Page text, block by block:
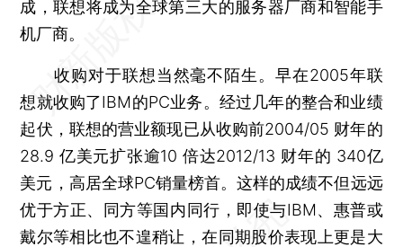
成，联想将成为全球第三大的服务器厂商和智能手
机厂商。
收购对于联想当然毫不陌生。早在2005年联
想就收购了IBM的PC业务。经过几年的整合和业绩
起伏，联想的营业额现已从收购前2004/05 财年的
28.9 亿美元扩张逾10 倍达2012/13 财年的 340亿
美元，高居全球PC销量榜首。这样的成绩不但远远
优于方正、同方等国内同行，即使与IBM、惠普或
戴尔等相比也不遑稍让，在同期股价表现上更是大